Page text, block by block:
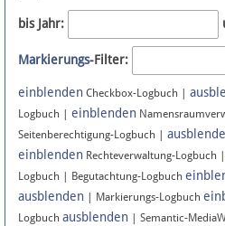
Newsletter
Bluesky
Facebook
Instagram
Anmelden
bis Jahr:
Markierungs-Filter:
einblenden Checkbox-Logbuch |
Logbuch | einblenden
Seitenberechtigung-Logbuch |
einblenden Rechteverwaltung-Logbuch |
Logbuch | Begutachtung-Logbuch
ausblenden | Markierungs-Logbuch
Logbuch ausblenden | Semantic-